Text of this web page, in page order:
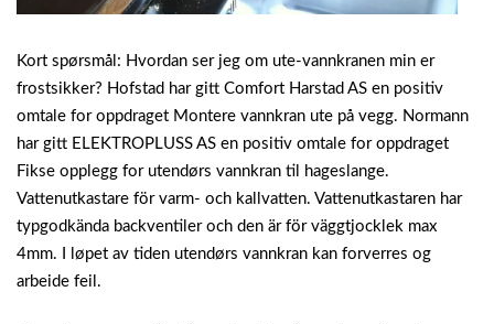
Kort spørsmål: Hvordan ser jeg om ute-vannkranen min er
frostsikker? Hofstad har gitt Comfort Harstad AS en positiv
omtale for oppdraget Montere vannkran ute på vegg. Normann
har gitt ELEKTROPLUSS AS en positiv omtale for oppdraget
Fikse opplegg for utendørs vannkran til hageslange.
Vattenutkastare för varm- och kallvatten. Vattenutkastaren har
typgodkända backventiler och den är för väggtjocklek max
4mm. I løpet av tiden utendørs vannkran kan forverres og
arbeide feil.